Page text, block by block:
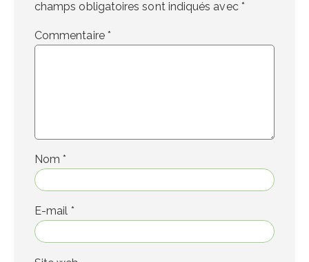
champs obligatoires sont indiqués avec *
Commentaire *
Nom*
E-mail *